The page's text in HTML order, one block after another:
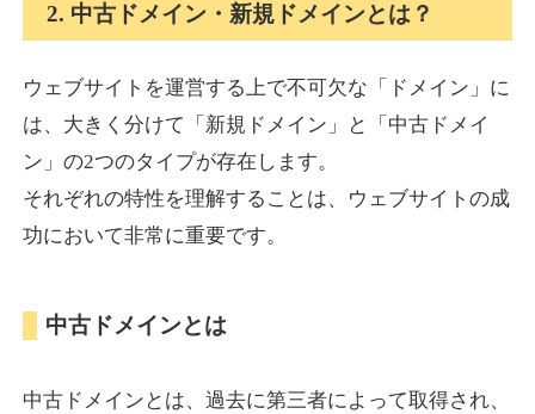
詳細を見る
torigirl-movie.com
ジャンルその他
DA38 外部リンク数 383 ドメイン年齢10年
10,800円 入札 0件
vrnvroomn.com
2. 中古ドメイン・新規ドメインとは？
ウェブサイトを運営する上で不可欠な「ドメイン」に
は、大きく分けて「新規ドメイン」と「中古ドメイ
ン」の2つのタイプが存在します。
それぞれの特性を理解することは、ウェブサイトの成
功において非常に重要です。
中古ドメインとは
中古ドメインとは、過去に第三者によって取得され、